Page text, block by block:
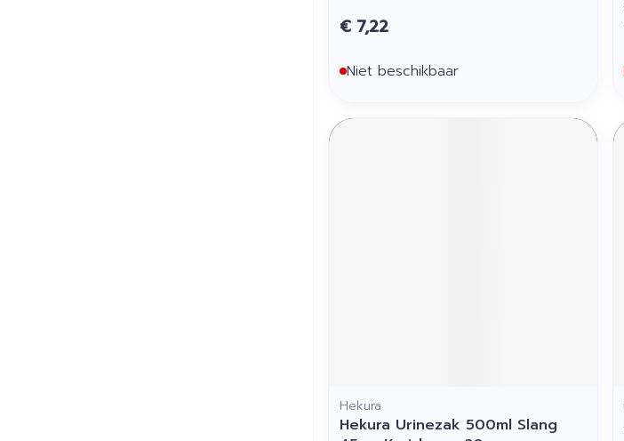
€ 7,22
Niet beschikbaar
Hekura
Hekura Urinezak 500ml Slang